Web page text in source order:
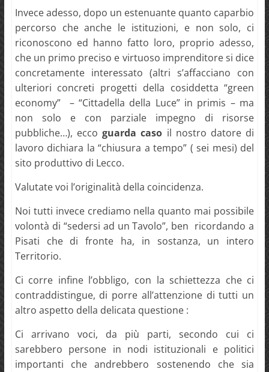
Invece adesso, dopo un estenuante quanto caparbio
percorso che anche le istituzioni, e non solo, ci
riconoscono ed hanno fatto loro, proprio adesso,
che un primo preciso e virtuoso imprenditore si dice
concretamente interessato (altri s’affacciano con
ulteriori concreti progetti della cosiddetta “green
economy” – “Cittadella della Luce” in primis – ma
non solo e con parziale impegno di risorse
pubbliche…), eccoguarda caso il nostro datore di
lavoro dichiara la “chiusura a tempo” ( sei mesi) del
sito produttivo di Lecco.
Valutate voi l’originalità della coincidenza.
Noi tutti invece crediamo nella quanto mai possibile
volontà di “sedersi ad un Tavolo”, ben ricordando a
Pisati che di fronte ha, in sostanza, un intero
Territorio.
Ci corre infine l’obbligo, con la schiettezza che ci
contraddistingue, di porre all’attenzione di tutti un
altro aspetto della delicata questione :
Ci arrivano voci, da più parti, secondo cui ci
sarebbero persone in nodi istituzionali e politici
importanti che andrebbero sostenendo che sia